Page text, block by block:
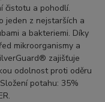
čistotu a pohodlí.
jeden z nejstarších a
a bakteriemi. Díky
mikroorganismy a
zajišťuje
odolnost proti oděru
potahu: 35%